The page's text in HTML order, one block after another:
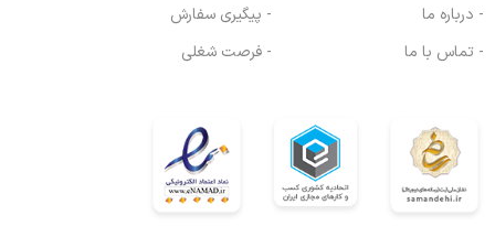
- درباره ما
- تماس با ما
- پیگیری سفارش
- فرصت شغلی